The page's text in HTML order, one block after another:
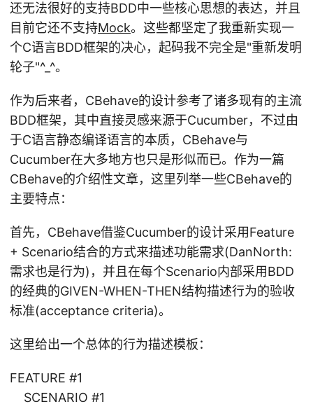
还无法很好的支持BDD中一些核心思想的表达，并且
目前它还不支持Mock。这些都坚定了我重新实现一
个C语言BDD框架的决心，起码我不完全是"重新发明
轮子"^_^。
作为后来者，CBehave的设计参考了诸多现有的主流
BDD框架，其中直接灵感来源于Cucumber，不过由
于C语言静态编译语言的本质，CBehave与
Cucumber在大多地方也只是形似而已。作为一篇
CBehave的介绍性文章，这里列举一些CBehave的
主要特点：
首先，CBehave借鉴Cucumber的设计采用Feature
+ Scenario结合的方式来描述功能需求(DanNorth:
需求也是行为)，并且在每个Scenario内部采用BDD
的经典的GIVEN-WHEN-THEN结构描述行为的验收
标准(acceptance criteria)。
这里给出一个总体的行为描述模板：
FEATURE #1
SCENARIO #1